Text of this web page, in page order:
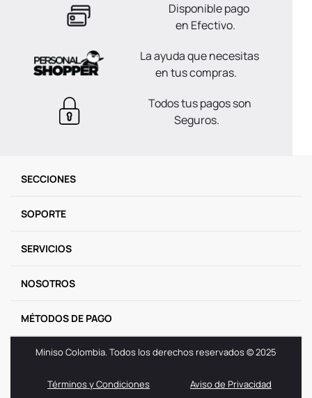
Disponible pago
en Efectivo.
La ayuda que necesitas
en tus compras.
Todos tus pagos son
Seguros.
SECCIONES
SOPORTE
SERVICIOS
NOSOTROS
MÉTODOS DE PAGO
Miniso Colombia. Todos los derechos reservados © 2025
Términos y Condiciones Aviso de Privacidad